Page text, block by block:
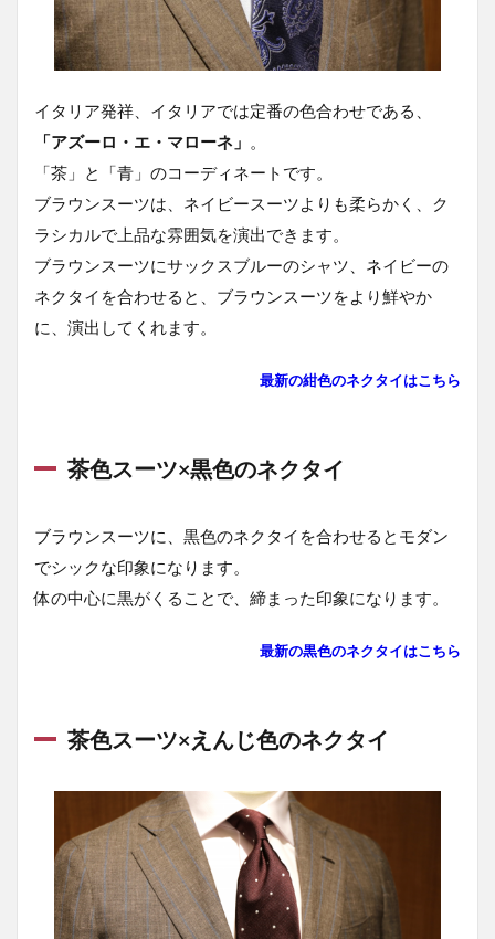
1.8
茶色
ツ関
連コ
ンテ
ンツ
ご紹
介
イタリア発祥、イタリアでは定番の色合わせである、
「アズーロ・エ・マローネ」
「茶」と「青」のコーディネートです。
ブラウンスーツは、ネイビースーツよりも柔らかく、ク
ラシカルで上品な雰囲気を演出できます。
ブラウンスーツにサックスブルーのシャツ、ネイビーの
ネクタイを合わせると、ブラウンスーツをより鮮やか
に、演出してくれます。
最新の紺色のネクタイはこちら
茶色スーツ×黒色のネクタイ
ブラウンスーツに、黒色のネクタイを合わせるとモダン
でシックな印象になります。
体の中心に黒がくることで、締まった印象になります。
最新の黒色のネクタイはこちら
茶色スーツ×えんじ色のネクタイ